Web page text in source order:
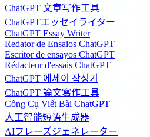
ChatGPT 文章写作工具
ChatGPTエッセイライター
ChatGPT Essay Writer
Redator de Ensaios ChatGPT
Escritor de ensayos ChatGPT
Rédacteur d'essais ChatGPT
ChatGPT 에세이 작성기
ChatGPT 論文寫作工具
Công Cụ Viết Bài ChatGPT
人工智能短语生成器
AIフレーズジェネレーター